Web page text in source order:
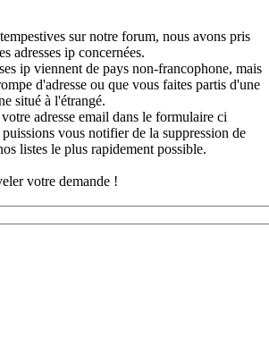
sur notre forum, nous avons pris
adresses ip concernées.
ip viennent de pays non-francophone, mais
d'adresse ou que vous faites partis d'une
situé à l'étrangé.
adresse email dans le formulaire ci
vous notifier de la suppression de
listes le plus rapidement possible.
votre demande !